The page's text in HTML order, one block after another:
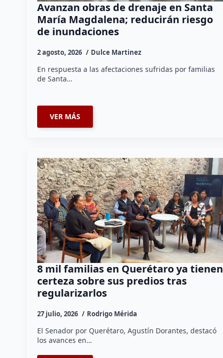
Avanzan obras de drenaje en Santa
María Magdalena; reducirán riesgo
de inundaciones
2 agosto, 2026 Dulce Martinez
En respuesta a las afectaciones sufridas por familias
de Santa…
VER MÁS
8 mil familias en Querétaro ya tienen
certeza sobre sus predios tras
regularizarlos
27 julio, 2026 Rodrigo Mérida
El Senador por Querétaro, Agustín Dorantes, destacó
los avances en…